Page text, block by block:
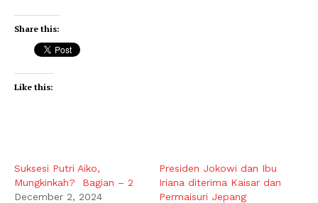
Share this:
Like this:
Suksesi Putri Aiko,
Mungkinkah? Bagian – 2
December 2, 2024
Presiden Jokowi dan Ibu
Iriana diterima Kaisar dan
Permaisuri Jepang